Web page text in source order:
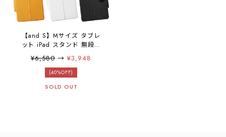
【and S】Mサイズ タブレ
ット iPad スタンド 無段階
ヒンジ キックスタンド 後付
スタンド 19度から77度 背
面カバー ディスプレイ モニ
iPad air 10.9inch (第5世代
¥6,580→¥3,948
(40%OFF)
SOLD OUT